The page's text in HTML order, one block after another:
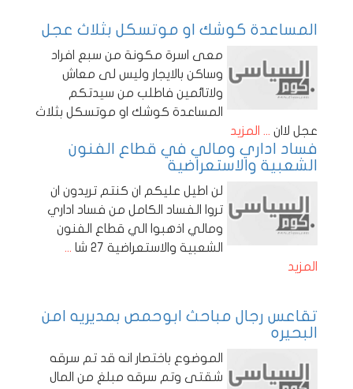
المساعدة كوشك او موتسكل بثلاث عجل
معى اسرة مكونة من سبع افراد
وساكن بالايجار وليس لى معاش
ولاتائمين فاطلب من سيدتكم
المساعدة كوشك او موتسكل بثلاث
عجل لاان ... المزيد
فساد اداري ومالي في قطاع الفنون
الشعبية والاستعراضية
لن اطيل عليكم ان كنتم تريدون ان
تروا الفساد الكامل من فساد اداري
ومالي اذهبوا الي قطاع الفنون
الشعبية والاستعراضية 27 شا
...
المزيد
تقاعس رجال مباحث ابوحمص بمديريه امن
البحيره
الموضوع باختصار انه قد تم سرقه
شقتى وتم سرقه مبلغ من المال